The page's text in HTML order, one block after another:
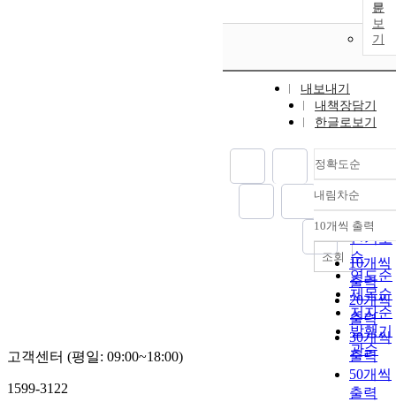
문
보
기
내보내기
내책장담기
한글로보기
정확도순
정확도
순
인기도
순
연도순
제목순
저자순
발행기
관순
내림차순
내림차
10개씩 출력
10개씩
출력
20개씩
출력
30개씩
출력
50개씩
출력
조회
고객센터 (평일: 09:00~18:00)
1599-3122